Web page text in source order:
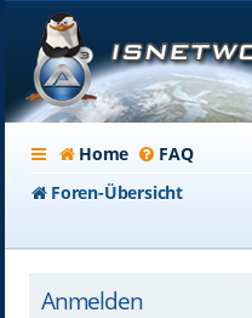
Home FAQ
Foren-Übersicht
Anmelden